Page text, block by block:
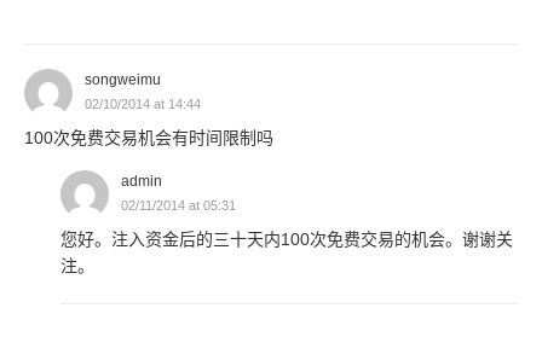
songweimu
02/10/2014 at 14:44
100次免费交易机会有时间限制吗
admin
02/11/2014 at 05:31
您好。注入资金后的三十天内100次免费交易的机会。谢谢关
注。